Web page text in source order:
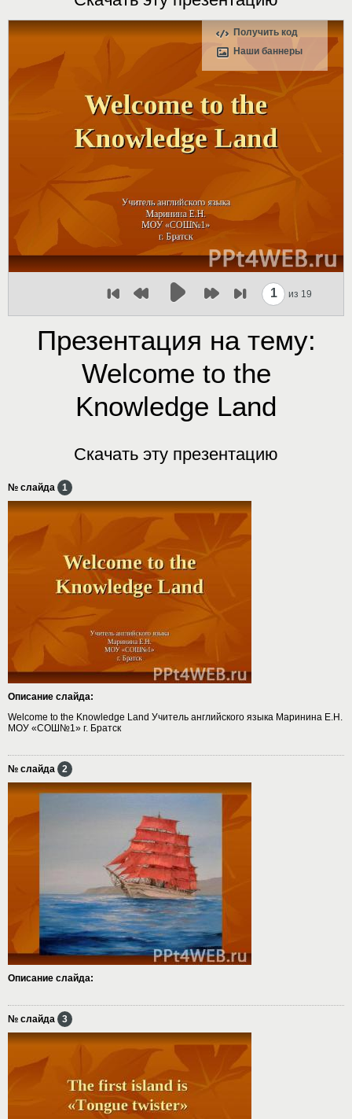
Получить код
Наши баннеры
1 из 19
Презентация на тему:
Welcome to the
Knowledge Land
Скачать эту презентацию
№ слайда 1
Описание слайда:
Welcome to the Knowledge Land Учитель английского языка Маринина Е.Н.
МОУ «СОШ№1» г. Братск
№ слайда 2
Описание слайда:
№ слайда 3